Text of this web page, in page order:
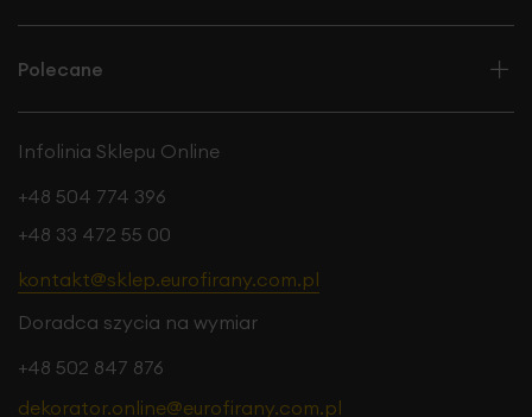
Polecane
Infolinia Sklepu Online
+48 504 774 396
+48 33 472 55 00
kontakt@sklep.eurofirany.com.pl
Doradca szycia na wymiar
+48 502 847 876
dekorator.online@eurofirany.com.pl